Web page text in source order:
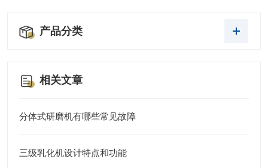
产品分类
相关文章
分体式研磨机有哪些常见故障
三级乳化机设计特点和功能